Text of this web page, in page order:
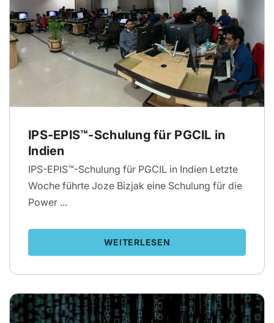
IPS-EPIS™-Schulung für PGCIL in
Indien
IPS-EPIS™-Schulung für PGCIL in Indien Letzte
Woche führte Joze Bizjak eine Schulung für die
Power ...
WEITERLESEN